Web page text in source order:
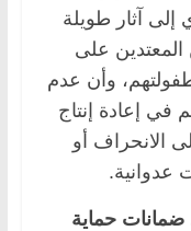
آثار طويلة
المعتدين على
وأن عدم
في إعادة إنتاج
الانحراف أو
عدوانية.
ضمانات حماية